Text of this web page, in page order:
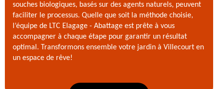
souches biologiques, basés sur des agents naturels, peuvent
faciliter le processus. Quelle que soit la méthode choisie,
l’équipe de LTC Elagage - Abattage est prête à vous
accompagner à chaque étape pour garantir un résultat
optimal. Transformons ensemble votre jardin à Villecourt en
un espace de rêve!